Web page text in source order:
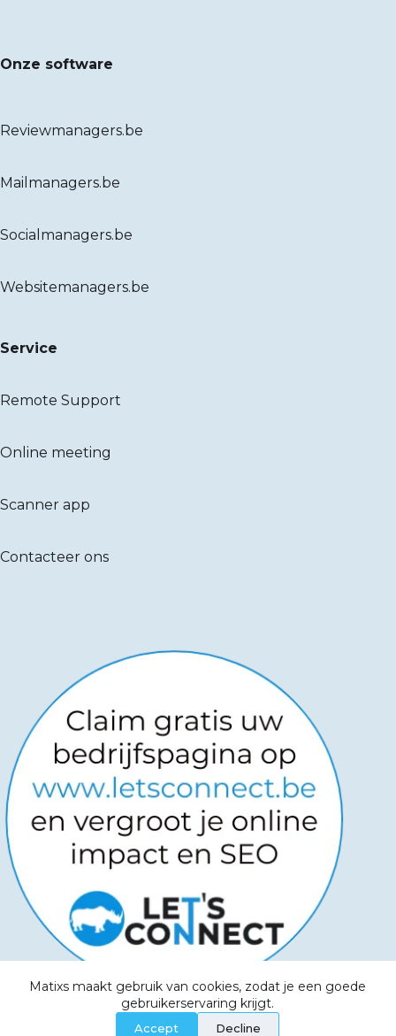
Matixs maakt gebruik van cookies, zodat je een goede
gebruikerservaring krijgt.
Accept Decline
Onze software
Reviewmanagers.be
Mailmanagers.be
Socialmanagers.be
Websitemanagers.be
Service
Remote Support
Online meeting
Scanner app
Contacteer ons
Copyright © 2026-Powered by
Websitemanagers
Algemene voorwaarden -